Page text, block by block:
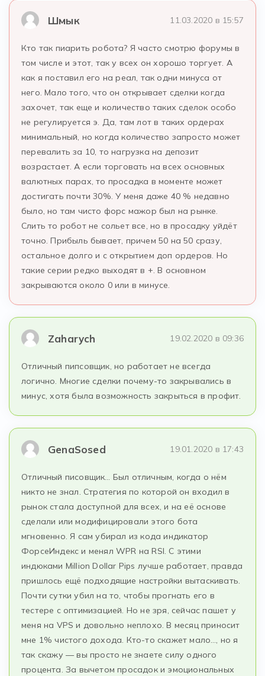
Шмык 11.03.2020 в 15:57
Кто так пиарить робота? Я часто смотрю форумы в
том числе и этот, так у всех он хорошо торгует. А
как я поставил его на реал, так одни минуса от
него. Мало того, что он открывает сделки когда
захочет, так еще и количество таких сделок особо
не регулируется э. Да, там лот в таких ордерах
минимальный, но когда количество запросто может
перевалить за 10, то нагрузка на депозит
возрастает. А если торговать на всех основных
валютных парах, то просадка в моменте может
достигать почти 30%. У меня даже 40 % недавно
было, но там чисто форс мажор был на рынке.
Слить то робот не сольет все, но в просадку уйдёт
точно. Прибыль бывает, причем 50 на 50 сразу,
остальное долго и с открытием доп ордеров. Но
такие серии редко выходят в +. В основном
закрываются около 0 или в минусе.
Zaharych 19.02.2020 в 09:36
Отличный пипсовщик, но работает не всегда
логично. Многие сделки почему-то закрывались в
минус, хотя была возможность закрыться в профит.
GenaSosed 19.01.2020 в 17:43
Отличный писовщик… Был отличным, когда о нём
никто не знал. Стратегия по которой он входил в
рынок стала доступной для всех, и на её основе
сделали или модифицировали этого бота
мгновенно. Я сам убирал из кода индикатор
ФорсеИндекс и менял WPR на RSI. C этими
индюками Million Dollar Pips лучше работает, правда
пришлось ещё подходящие настройки вытаскивать.
Почти сутки убил на то, чтобы прогнать его в
тестере с оптимизацией. Но не зря, сейчас пашет у
меня на VPS и довольно неплохо. В месяц приносит
мне 1% чистого дохода. Кто-то скажет мало…, но я
так скажу — вы просто не знаете силу одного
процента. За вычетом просадок и эмоциональных